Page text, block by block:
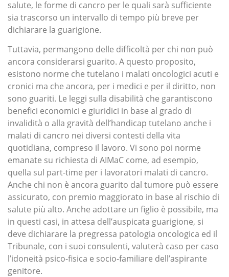
salute, le forme di cancro per le quali sarà sufficiente
sia trascorso un intervallo di tempo più breve per
dichiarare la guarigione.
Tuttavia, permangono delle difficoltà per chi non può
ancora considerarsi guarito. A questo proposito,
esistono norme che tutelano i malati oncologici acuti e
cronici ma che ancora, per i medici e per il diritto, non
sono guariti. Le leggi sulla disabilità che garantiscono
benefici economici e giuridici in base al grado di
invalidità o alla gravità dell’handicap tutelano anche i
malati di cancro nei diversi contesti della vita
quotidiana, compreso il lavoro. Vi sono poi norme
emanate su richiesta di AIMaC come, ad esempio,
quella sul part-time per i lavoratori malati di cancro.
Anche chi non è ancora guarito dal tumore può essere
assicurato, con premio maggiorato in base al rischio di
salute più alto. Anche adottare un figlio è possibile, ma
in questi casi, in attesa dell’auspicata guarigione, si
deve dichiarare la pregressa patologia oncologica ed il
Tribunale, con i suoi consulenti, valuterà caso per caso
l’idoneità psico-fisica e socio-familiare dell’aspirante
genitore.